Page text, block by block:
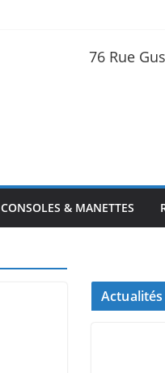
76 Rue
CONSOLES & MANETTES
Actualités